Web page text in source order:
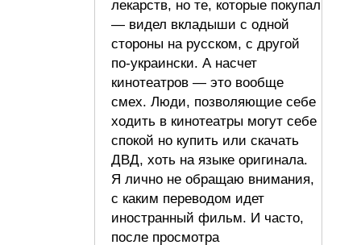
лекарств, но те, которые покупал
— видел вкладыши с одной
стороны на русском, с другой
по-украински. А насчет
кинотеатров — это вообще
смех. Люди, позволяющие себе
ходить в кинотеатры могут себе
спокой но купить или скачать
ДВД, хоть на языке оригинала.
Я лично не обращаю внимания,
с каким переводом идет
иностранный фильм. И часто,
после просмотра